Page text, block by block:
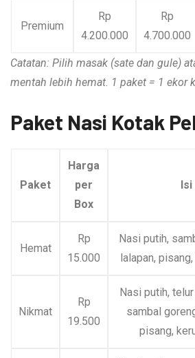
Premium
Rp
4.200.000
Rp
4.700.000
Catatan: Pilih masak (sate dan gule)
mentah lebih hemat. 1 paket = 1 ekor
Paket Nasi Kotak
Paket
Harga
per
Box
Isi
Hemat
Rp
15.000
Nasi putih,
lalapan,
Nikmat
Rp
19.500
Nasi putih,
sambal
pisang,